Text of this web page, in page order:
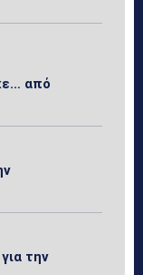
από
την